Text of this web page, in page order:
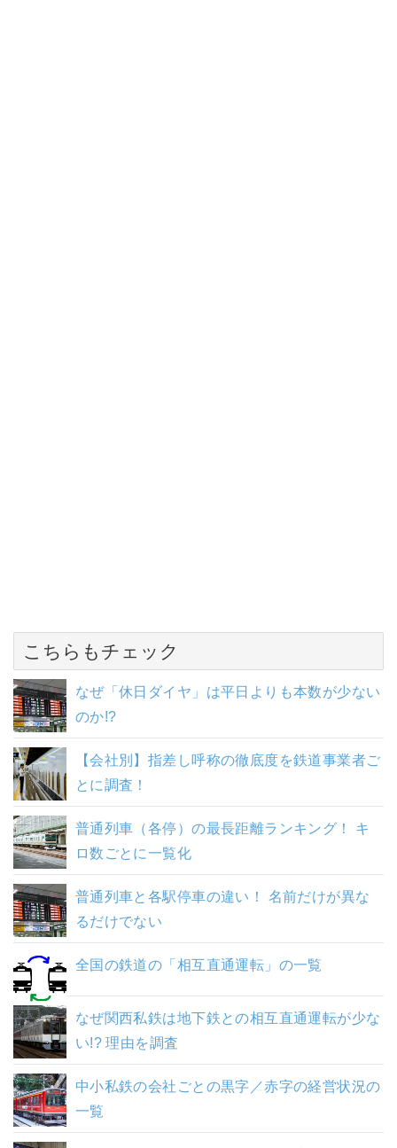
こちらもチェック
なぜ「休日ダイヤ」は平日よりも本数が少ない
のか!?
【会社別】指差し呼称の徹底度を鉄道事業者ご
とに調査！
普通列車（各停）の最長距離ランキング！ キ
ロ数ごとに一覧化
普通列車と各駅停車の違い！ 名前だけが異な
るだけでない
全国の鉄道の「相互直通運転」の一覧
なぜ関西私鉄は地下鉄との相互直通運転が少な
い!? 理由を調査
中小私鉄の会社ごとの黒字／赤字の経営状況の
一覧